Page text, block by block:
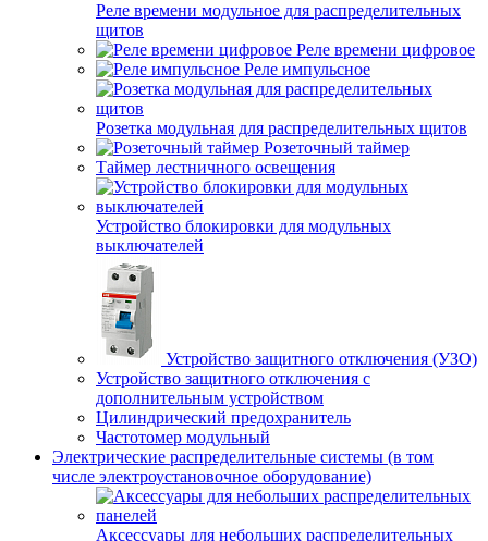
Реле времени модульное для распределительных
щитов
Реле времени цифровое
Реле импульсное
Розетка модульная для распределительных щитов
Розеточный таймер
Таймер лестничного освещения
Устройство блокировки для модульных
выключателей
Устройство защитного отключения (УЗО)
Устройство защитного отключения с
дополнительным устройством
Цилиндрический предохранитель
Частотомер модульный
Электрические распределительные системы (в том
числе электроустановочное оборудование)
Аксессуары для небольших распределительных